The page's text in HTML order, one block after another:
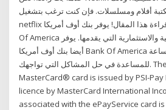
أفلام ومسلسلات. فإن كنت ترغب بتشغيل
netflix خارج أمريكا، تابع قراءة هذا المقال! يوفر بنك أوف أمريكا Bank
Of America راحة في الخدمات المصرفية والاستثمارية التي يقدمها. يوفر
أيضا بنك أوف أمريكا Bank Of America خدمة عملاء على مدار الساعة
للمساعدة في حل المشاكل التي تواجهك. The ePayService
MasterCard® card is issued by PSI-
licence by MasterCard International
associated with the ePayService card is